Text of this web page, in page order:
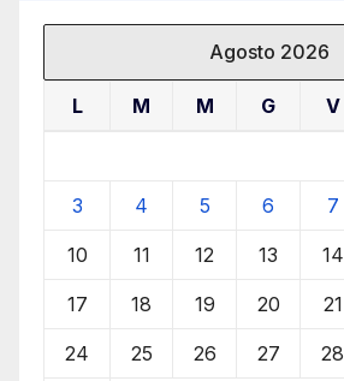
Agosto 2026
L M M G V
3 4 5 6 7
10 11 12 13 14
17 18 19 20 21
24 25 26 27 28